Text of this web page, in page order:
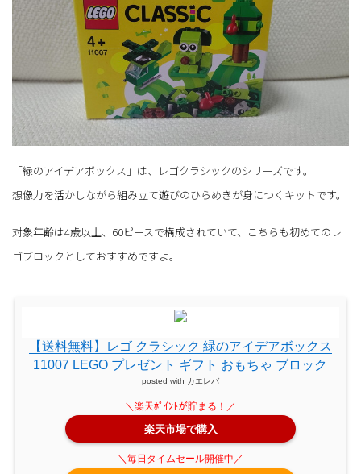
「緑のアイデアボックス」は、レゴクラシックのシリーズです。
想像力を活かしながら組み立て遊びのひらめきが身につくキットです。
対象年齢は4歳以上、60ピースで構成されていて、こちらも初めてのレ
ゴブロックとしておすすめですよ。
【送料無料】レゴ クラシック 緑のアイデアボックス
11007 LEGO プレゼント ギフト おもちゃ ブロック
posted with カエレバ
楽天市場で購入